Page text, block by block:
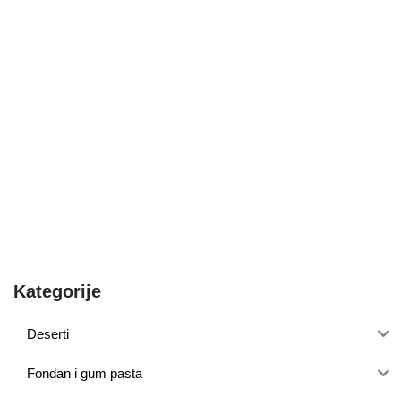
Kategorije
Deserti
Fondan i gum pasta